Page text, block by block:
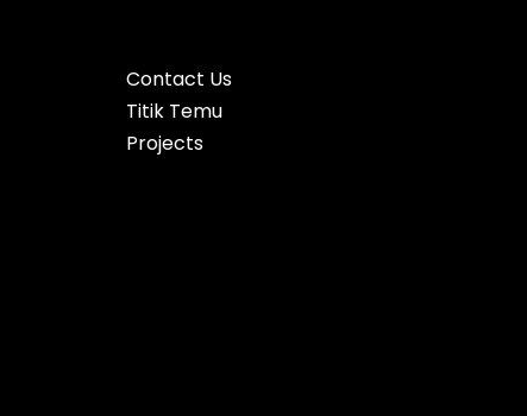
Contact Us
Titik Temu
Projects